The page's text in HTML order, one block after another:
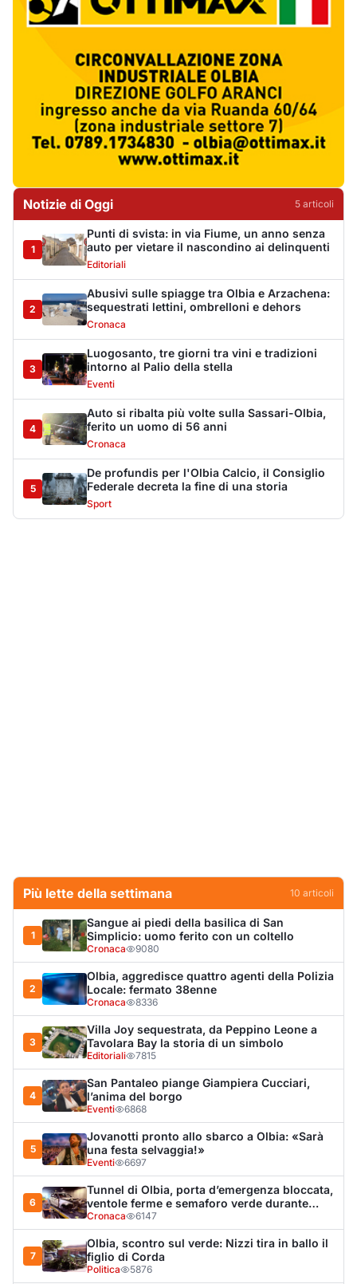
Notizie di Oggi 5 articoli
1
Punti di svista: in via Fiume, un anno senza
auto per vietare il nascondino ai delinquenti
Editoriali
2
Abusivi sulle spiagge tra Olbia e Arzachena:
sequestrati lettini, ombrelloni e dehors
Cronaca
3
Luogosanto, tre giorni tra vini e tradizioni
intorno al Palio della stella
Eventi
4
Auto si ribalta più volte sulla Sassari-Olbia,
ferito un uomo di 56 anni
Cronaca
5
De profundis per l'Olbia Calcio, il Consiglio
Federale decreta la fine di una storia
Sport
Più lette della settimana 10 articoli
1
Sangue ai piedi della basilica di San
Simplicio: uomo ferito con un coltello
Cronaca 9080
2
Olbia, aggredisce quattro agenti della Polizia
Locale: fermato 38enne
Cronaca 8336
3
Villa Joy sequestrata, da Peppino Leone a
Tavolara Bay la storia di un simbolo
Editoriali 7815
4
San Pantaleo piange Giampiera Cucciari,
l’anima del borgo
Eventi 6868
5
Jovanotti pronto allo sbarco a Olbia: «Sarà
una festa selvaggia!»
Eventi 6697
6
Tunnel di Olbia, porta d’emergenza bloccata,
ventole ferme e semaforo verde durante
l’incendio dell'auto
Cronaca 6147
7
Olbia, scontro sul verde: Nizzi tira in ballo il
figlio di Corda
Politica 5876